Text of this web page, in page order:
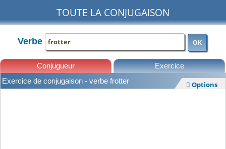
TOUTE LA CONJUGAISON
Verbe OK
Conjugueur Exercice
Exercice de conjugaison - verbe frotter  Options